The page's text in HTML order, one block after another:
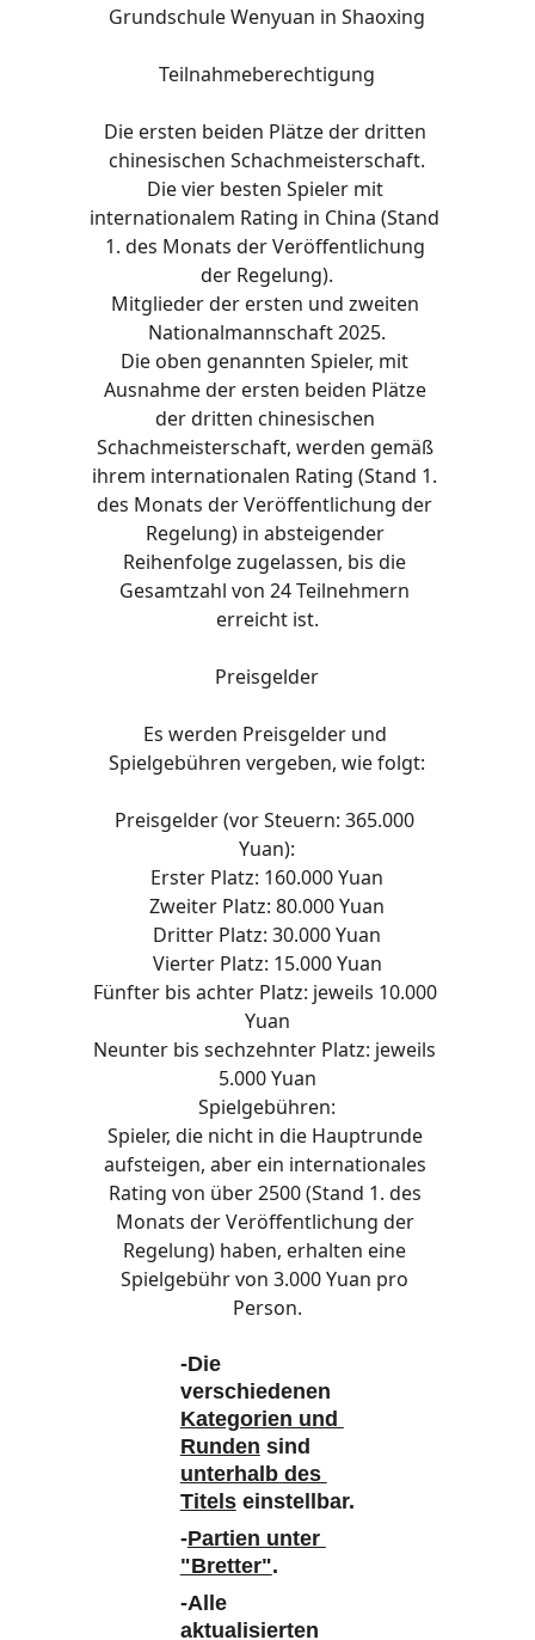
Grundschule Wenyuan in Shaoxing
Teilnahmeberechtigung
Die ersten beiden Plätze der dritten
chinesischen Schachmeisterschaft.
Die vier besten Spieler mit
internationalem Rating in China (Stand
1. des Monats der Veröffentlichung
der Regelung).
Mitglieder der ersten und zweiten
Nationalmannschaft 2025.
Die oben genannten Spieler, mit
Ausnahme der ersten beiden Plätze
der dritten chinesischen
Schachmeisterschaft, werden gemäß
ihrem internationalen Rating (Stand 1.
des Monats der Veröffentlichung der
Regelung) in absteigender
Reihenfolge zugelassen, bis die
Gesamtzahl von 24 Teilnehmern
erreicht ist.
Preisgelder
Es werden Preisgelder und
Spielgebühren vergeben, wie folgt:
Preisgelder (vor Steuern: 365.000
Yuan):
Erster Platz: 160.000 Yuan
Zweiter Platz: 80.000 Yuan
Dritter Platz: 30.000 Yuan
Vierter Platz: 15.000 Yuan
Fünfter bis achter Platz: jeweils 10.000
Yuan
Neunter bis sechzehnter Platz: jeweils
5.000 Yuan
Spielgebühren:
Spieler, die nicht in die Hauptrunde
aufsteigen, aber ein internationales
Rating von über 2500 (Stand 1. des
Monats der Veröffentlichung der
Regelung) haben, erhalten eine
Spielgebühr von 3.000 Yuan pro
Person.
-Die
verschiedenen
Kategorien und
Runden sind
unterhalb des
Titels einstellbar.
-Partien unter
"Bretter".
-Alle
aktualisierten